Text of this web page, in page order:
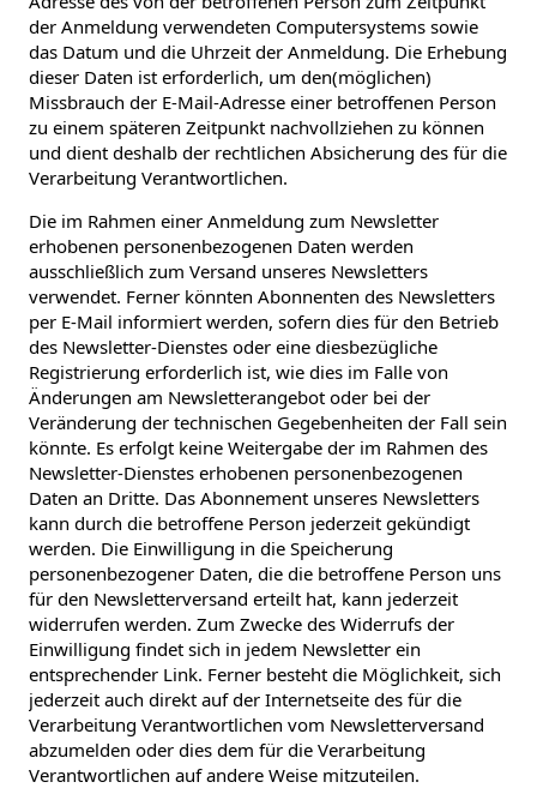
der Anmeldung verwendeten Computersystems sowie
das Datum und die Uhrzeit der Anmeldung. Die Erhebung
dieser Daten ist erforderlich, um den(möglichen)
Missbrauch der E-Mail-Adresse einer betroffenen Person
zu einem späteren Zeitpunkt nachvollziehen zu können
und dient deshalb der rechtlichen Absicherung des für die
Verarbeitung Verantwortlichen.
Die im Rahmen einer Anmeldung zum Newsletter
erhobenen personenbezogenen Daten werden
ausschließlich zum Versand unseres Newsletters
verwendet. Ferner könnten Abonnenten des Newsletters
per E-Mail informiert werden, sofern dies für den Betrieb
des Newsletter-Dienstes oder eine diesbezügliche
Registrierung erforderlich ist, wie dies im Falle von
Änderungen am Newsletterangebot oder bei der
Veränderung der technischen Gegebenheiten der Fall sein
könnte. Es erfolgt keine Weitergabe der im Rahmen des
Newsletter-Dienstes erhobenen personenbezogenen
Daten an Dritte. Das Abonnement unseres Newsletters
kann durch die betroffene Person jederzeit gekündigt
werden. Die Einwilligung in die Speicherung
personenbezogener Daten, die die betroffene Person uns
für den Newsletterversand erteilt hat, kann jederzeit
widerrufen werden. Zum Zwecke des Widerrufs der
Einwilligung findet sich in jedem Newsletter ein
entsprechender Link. Ferner besteht die Möglichkeit, sich
jederzeit auch direkt auf der Internetseite des für die
Verarbeitung Verantwortlichen vom Newsletterversand
abzumelden oder dies dem für die Verarbeitung
Verantwortlichen auf andere Weise mitzuteilen.